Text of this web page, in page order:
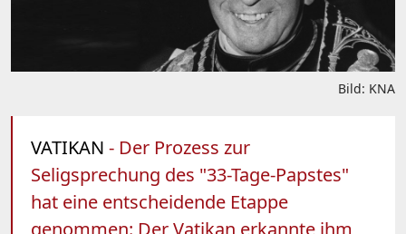
Bild: KNA
VATIKAN - Der Prozess zur
Seligsprechung des "33-Tage-Papstes"
hat eine entscheidende Etappe